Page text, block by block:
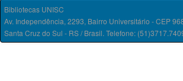
Bibliotecas UNISC
Av. Independência, 2293, Bairro Universitário - CEP
Santa Cruz do Sul - RS / Brasil. Telefone: